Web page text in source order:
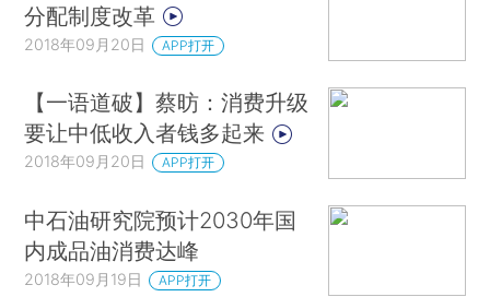
分配制度改革
2018年09月20日 APP打开
【一语道破】蔡昉：消费升级
要让中低收入者钱多起来
2018年09月20日 APP打开
中石油研究院预计2030年国
内成品油消费达峰
2018年09月19日 APP打开